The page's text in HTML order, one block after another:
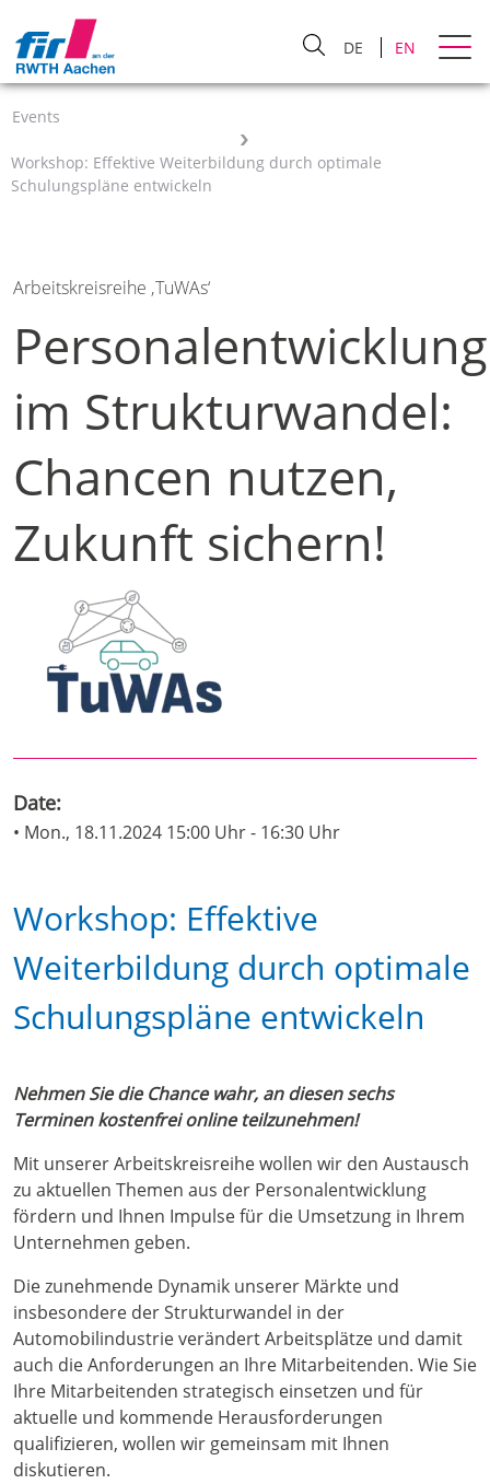
DE EN
Events
Workshop: Effektive Weiterbildung durch optimale
Schulungspläne entwickeln
Arbeitskreisreihe ‚TuWAs‘
Personalentwicklung
im Strukturwandel:
Chancen nutzen,
Zukunft sichern!
Date:
• Mon., 18.11.2024 15:00 Uhr - 16:30 Uhr
Workshop: Effektive
Weiterbildung durch optimale
Schulungspläne entwickeln
Nehmen Sie die Chance wahr, an diesen sechs
Terminen kostenfrei online teilzunehmen!
Mit unserer Arbeitskreisreihe wollen wir den Austausch
zu aktuellen Themen aus der Personalentwicklung
fördern und Ihnen Impulse für die Umsetzung in Ihrem
Unternehmen geben.
Die zunehmende Dynamik unserer Märkte und
insbesondere der Strukturwandel in der
Automobilindustrie verändert Arbeitsplätze und damit
auch die Anforderungen an Ihre Mitarbeitenden. Wie Sie
Ihre Mitarbeitenden strategisch einsetzen und für
aktuelle und kommende Herausforderungen
qualifizieren, wollen wir gemeinsam mit Ihnen
diskutieren.